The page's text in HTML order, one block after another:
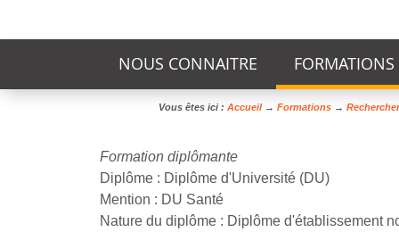
NOUS CONNAITRE FORMATIONS
Vous êtes ici : Accueil→ Formations→
Formation diplômante
Diplôme : Diplôme d'Université (DU)
Mention : DU Santé
Nature du diplôme : Diplôme d'établissement